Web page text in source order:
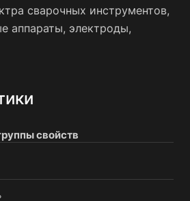
сварочных инструментов,
аппараты, электроды,
свойств